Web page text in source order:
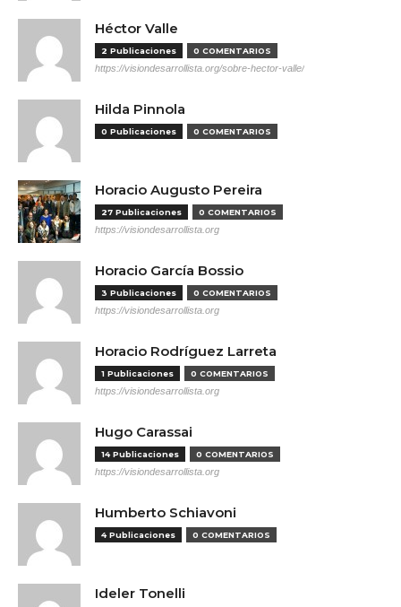
Héctor Valle
2 Publicaciones 0 COMENTARIOS
https://visiondesarrollista.org/sobre-hector-valle/
Hilda Pinnola
0 Publicaciones 0 COMENTARIOS
Horacio Augusto Pereira
27 Publicaciones 0 COMENTARIOS
https://visiondesarrollista.org
Horacio García Bossio
3 Publicaciones 0 COMENTARIOS
https://visiondesarrollista.org
Horacio Rodríguez Larreta
1 Publicaciones 0 COMENTARIOS
https://visiondesarrollista.org
Hugo Carassai
14 Publicaciones 0 COMENTARIOS
https://visiondesarrollista.org
Humberto Schiavoni
4 Publicaciones 0 COMENTARIOS
Ideler Tonelli